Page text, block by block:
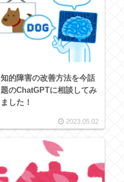
知的障害の改善方法を今話
題のChatGPTに相談してみ
ました！
2023.05.02